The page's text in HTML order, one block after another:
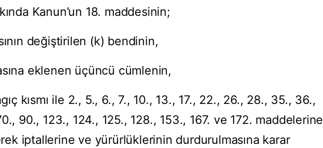
Kanun’un 18. maddesinin;
değiştirilen (k) bendinin,
eklenen üçüncü cümlenin,
kısmı ile 2., 5., 6., 7., 10., 13., 17., 22., 26., 28., 35., 36.,
90., 123., 124., 125., 128., 153., 167. ve 172. maddelerine
iptallerine ve yürürlüklerinin durdurulmasına karar